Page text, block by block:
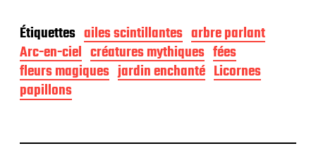
Étiquettes ailes scintillantes arbre parlant
Arc-en-ciel créatures mythiques fées
fleurs magiques jardin enchanté Licornes
papillons